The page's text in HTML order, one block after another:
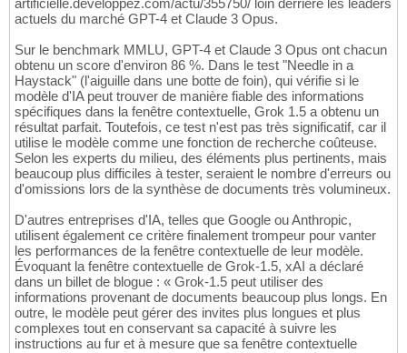
artificielle.developpez.com/actu/355750/ loin derrière les leaders
actuels du marché GPT-4 et Claude 3 Opus.
Sur le benchmark MMLU, GPT-4 et Claude 3 Opus ont chacun
obtenu un score d'environ 86 %. Dans le test "Needle in a
Haystack" (l'aiguille dans une botte de foin), qui vérifie si le
modèle d'IA peut trouver de manière fiable des informations
spécifiques dans la fenêtre contextuelle, Grok 1.5 a obtenu un
résultat parfait. Toutefois, ce test n'est pas très significatif, car il
utilise le modèle comme une fonction de recherche coûteuse.
Selon les experts du milieu, des éléments plus pertinents, mais
beaucoup plus difficiles à tester, seraient le nombre d'erreurs ou
d'omissions lors de la synthèse de documents très volumineux.
D'autres entreprises d'IA, telles que Google ou Anthropic,
utilisent également ce critère finalement trompeur pour vanter
les performances de la fenêtre contextuelle de leur modèle.
Évoquant la fenêtre contextuelle de Grok-1.5, xAI a déclaré
dans un billet de blogue : « Grok-1.5 peut utiliser des
informations provenant de documents beaucoup plus longs. En
outre, le modèle peut gérer des invites plus longues et plus
complexes tout en conservant sa capacité à suivre les
instructions au fur et à mesure que sa fenêtre contextuelle